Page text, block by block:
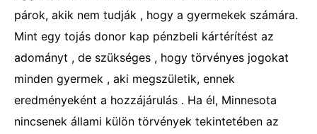
párok, akik nem tudják , hogy a gyermekek számára.
Mint egy tojás donor kap pénzbeli kártérítést az
adományt , de szükséges , hogy törvényes jogokat
minden gyermek , aki megszületik, ennek
eredményeként a hozzájárulás . Ha él, Minnesota
nincsenek állami külön törvények tekintetében az